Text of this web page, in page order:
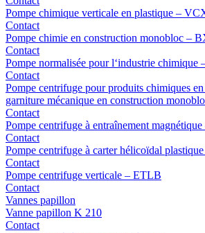
Pompe chimique verticale en plastique –
Contact
Pompe chimie en construction monobloc –
Contact
Pompe normalisée pour l‘industrie chimique
Contact
Pompe centrifuge pour produits chimiques
garniture mécanique en construction
Contact
Pompe centrifuge à entraînement
Contact
Pompe centrifuge à carter hélicoïdal
Contact
Pompe centrifuge verticale – ETLB
Contact
Vannes papillon
Vanne papillon K 210
Contact